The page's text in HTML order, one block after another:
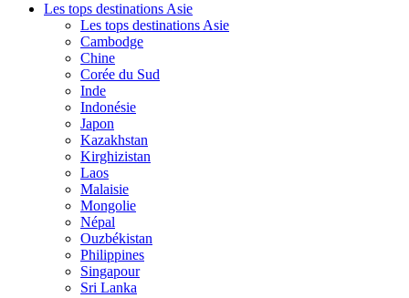
Les tops destinations Asie
Les tops destinations Asie
Cambodge
Chine
Corée du Sud
Inde
Indonésie
Japon
Kazakhstan
Kirghizistan
Laos
Malaisie
Mongolie
Népal
Ouzbékistan
Philippines
Singapour
Sri Lanka